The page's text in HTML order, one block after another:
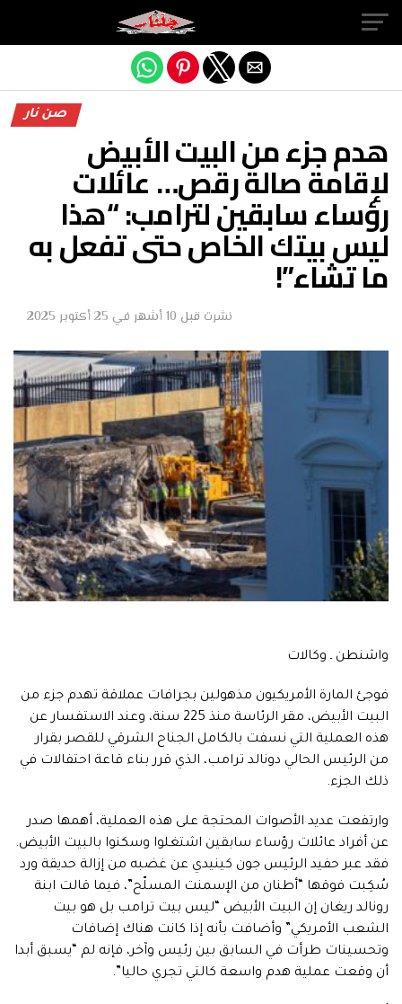
صن نار
هدم جزء من البيت الأبيض
لإقامة صالة رقص… عائلات
رؤساء سابقين لترامب: “هذا
ليس بيتك الخاص حتى تفعل به
ما تشاء”!
نشرت قبل 10 أشهر في 25 أكتوبر 2025
واشنطن ـ وكالات
فوجئ المارة الأمريكيون مذهولين بجرافات عملاقة تهدم جزء من
البيت الأبيض، مقر الرئاسة منذ 225 سنة، وعند الاستفسار عن
هذه العملية التي نسفت بالكامل الجناح الشرقي للقصر بقرار
من الرئيس الحالي دونالد ترامب، الذي قرر بناء قاعة احتفالات في
ذلك الجزء.
وارتفعت عديد الأصوات المحتجة على هذه العملية، أهمها صدر
عن أفراد عائلات رؤساء سابقين اشتغلوا وسكنوا بالبيت الأبيض.
فقد عبر حفيد الرئيس جون كينيدي عن غضبه من إزالة حديقة ورد
سُكِبت فوقها “أطنان من الإسمنت المسلّح”، فيما قالت ابنة
رونالد ريغان إن البيت الأبيض “ليس بيت ترامب بل هو بيت
الشعب الأمريكي” وأضافت بأنه إذا كانت هناك إضافات
وتحسينات طرأت في السابق بين رئيس وآخر، فإنه لم “يسبق أبدا
أن وقعت عملية هدم واسعة كالتي تجري حاليا”.
Exit mobile version